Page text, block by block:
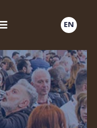
EN